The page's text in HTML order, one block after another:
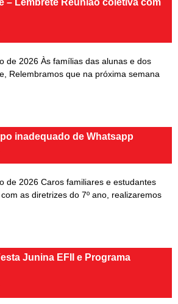
– Lembrete Reunião coletiva com
de 2026 Às famílias das alunas e dos
Relembramos que na próxima semana
inadequado de Whatsapp
de 2026 Caros familiares e estudantes
as diretrizes do 7º ano, realizaremos
Junina EFII e Programa